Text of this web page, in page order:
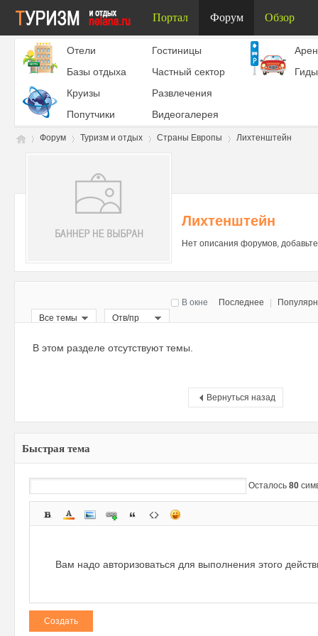
Портал Форум Обзор
Отели
Гостиницы
Базы отдыха
Частный сектор
Гиды
Круизы
Развлечения
Попутчики
Видеогалерея
Форум Туризм и отдых Страны Европы Лихтенштейн
Лихтенштейн
Нет описания форумов,
Последнее
В окне
Все темы
Отв/пр
В этом разделе отсутствуют темы.
Вернуться назад
Быстрая тема
Осталось 80
Вам надо авторизоваться для выполнения этого
Создать